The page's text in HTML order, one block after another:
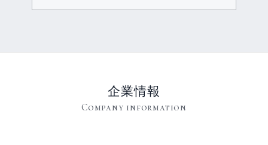
企業情報
Company information